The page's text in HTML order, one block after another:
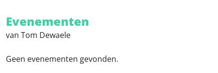
Evenementen
van Tom Dewaele
Geen evenementen gevonden.